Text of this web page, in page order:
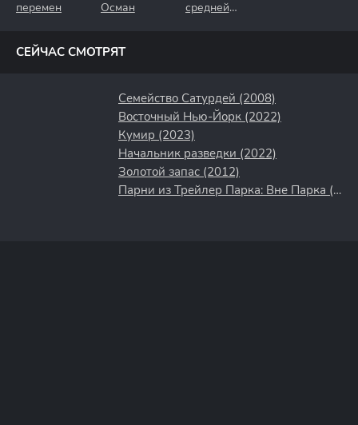
перемен
Осман
средней
СЕЙЧАС СМОТРЯТ
Семейство Сатурдей (2008)
Восточный Нью-Йорк (2022)
Кумир (2023)
Начальник разведки (2022)
Золотой запас (2012)
Парни из Трейлер Парка: Вне Парка (2016)